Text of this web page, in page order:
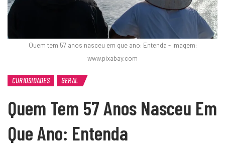
Quem tem 57 anos nasceu em que ano: Entenda - Imagem:
www.pixabay.com
CURIOSIDADES GERAL
Quem Tem 57 Anos Nasceu Em
Que Ano: Entenda